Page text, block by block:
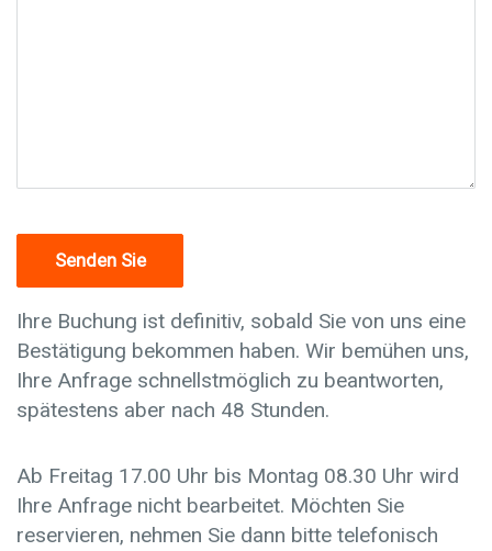
Ihre Buchung ist definitiv, sobald Sie von uns eine
Bestätigung bekommen haben. Wir bemühen uns,
Ihre Anfrage schnellstmöglich zu beantworten,
spätestens aber nach 48 Stunden.
Ab Freitag 17.00 Uhr bis Montag 08.30 Uhr wird
Ihre Anfrage nicht bearbeitet. Möchten Sie
reservieren, nehmen Sie dann bitte telefonisch